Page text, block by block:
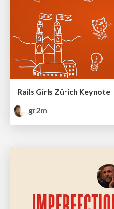
Rails Girls Zürich Keynote
gr2m